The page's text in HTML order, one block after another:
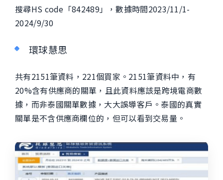
搜尋HS code「842489」，數據時間2023/11/1-
2024/9/30
環球慧思
共有2151筆資料，221個買家。2151筆資料中，有
20%含有供應商的關單，且此資料應該是跨境電商數
據，而非泰國關單數據，大大誤導客戶。泰國的真實
關單是不含供應商欄位的，但可以看到交易量。